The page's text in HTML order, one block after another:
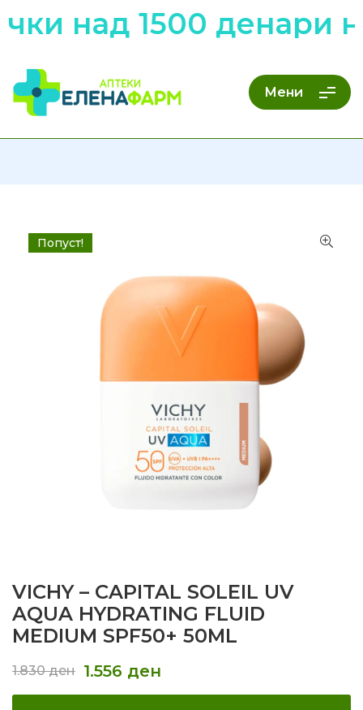
над 1500 денари
Мени
Попуст!
VICHY – CAPITAL SOLEIL UV
AQUA HYDRATING FLUID
MEDIUM SPF50+ 50ML
1.830ден 1.556 ден